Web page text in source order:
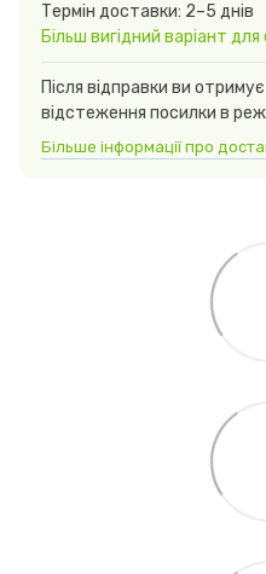
Термін доставки: 2–5 днів
Більш вигідний варіант
Після відправки ви
відстеження посилки в
Більше інформації про